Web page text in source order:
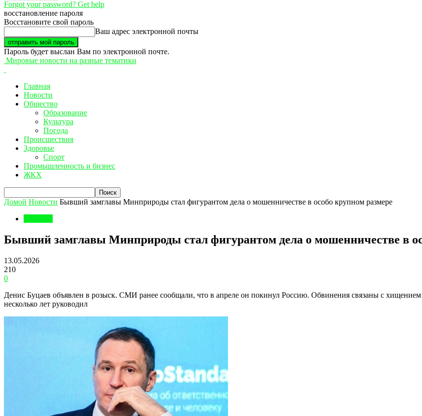
Forgot your password? Get help
восстановление пароля
Восстановите свой пароль
Ваш адрес электронной почты
Пароль будет выслан Вам по электронной почте.
Мировые новости на разные тематики
Главная
Новости
Общество
Образование
Культура
Погода
Происшествия
Здоровье
Спорт
Промышленность и бизнес
ЖКХ
Домой Новости Бывший замглавы Минприроды стал фигурантом дела о мошенничестве в особо крупном размере
Бывший замглавы Минприроды стал фигурантом дела о мошенничестве в
13.05.2026
210
0
Денис Буцаев объявлен в розыск. СМИ ранее сообщали, что в апреле он покинул Россию. Обвинения связаны с хищением
несколько лет руководил